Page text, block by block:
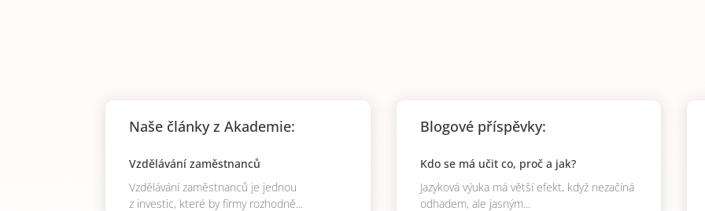
Naše články z Akademie:
Vzdělávání zaměstnanců
Vzdělávání zaměstnanců je jednou
z investic, které by firmy rozhodně...
Blogové příspěvky:
Kdo se má učit co, proč a jak?
Jazyková výuka má větší efekt, když nezačíná
odhadem, ale jasným...